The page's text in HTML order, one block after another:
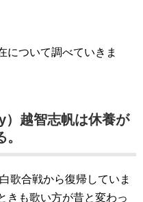
について調べていきま
越智志帆は休養が
歌合戦から復帰していま
きも歌い方が昔と変わっ